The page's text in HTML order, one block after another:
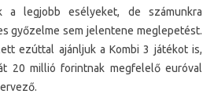
a legjobb esélyeket, de számunkra
győzelme sem jelentene meglepetést.
ezúttal ajánljuk a Kombi 3 játékot is,
20 millió forintnak megfelelő euróval